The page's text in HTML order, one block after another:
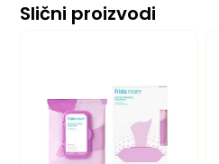
Slični proizvodi